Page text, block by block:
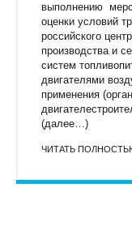
выполнению
оценки условий
российского
производства и
систем
двигателями
применения
(далее…)
ЧИТАТЬ